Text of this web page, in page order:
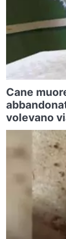
Cane
volevano